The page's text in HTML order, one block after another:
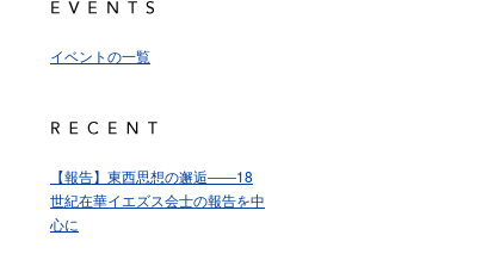
イベントの一覧
【報告】東西思想の邂逅――18
世紀在華イエズス会士の報告を中
心に